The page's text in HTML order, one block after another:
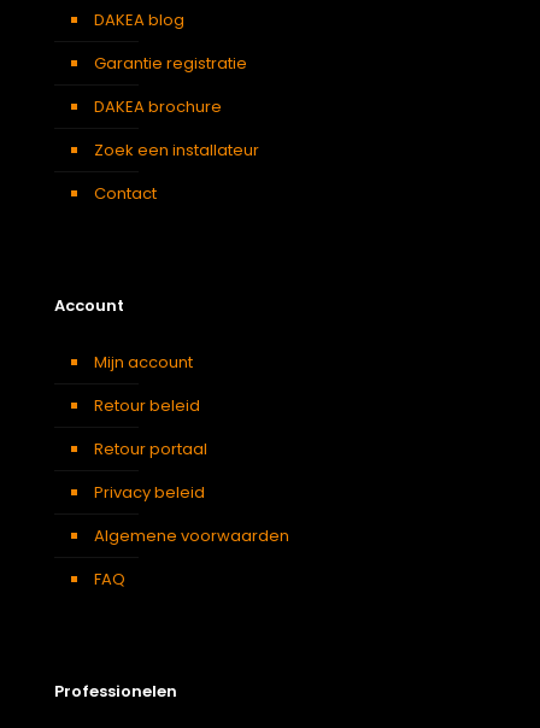
DAKEA blog
Garantie registratie
DAKEA brochure
Zoek een installateur
Contact
Account
Mijn account
Retour beleid
Retour portaal
Privacy beleid
Algemene voorwaarden
FAQ
Professionelen